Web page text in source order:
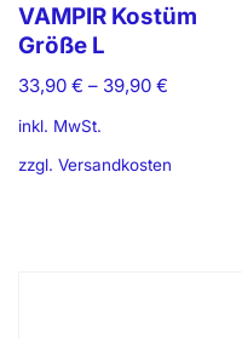
VAMPIR Kostüm
Größe L
33,90 € – 39,90 €
inkl. MwSt.
zzgl. Versandkosten